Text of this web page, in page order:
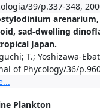
39/p.337-348,
sad-dwelling
Japan.
T.; Yoshizawa-
of Phycology/36/
Plankton